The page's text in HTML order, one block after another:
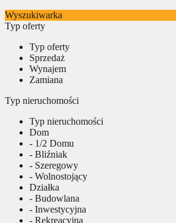
Wyszukiwarka
Typ oferty
Typ oferty
Sprzedaż
Wynajem
Zamiana
Typ nieruchomości
Typ nieruchomości
Dom
- 1/2 Domu
- Bliźniak
- Szeregowy
- Wolnostojący
Działka
- Budowlana
- Inwestycyjna
- Rekreacyjna